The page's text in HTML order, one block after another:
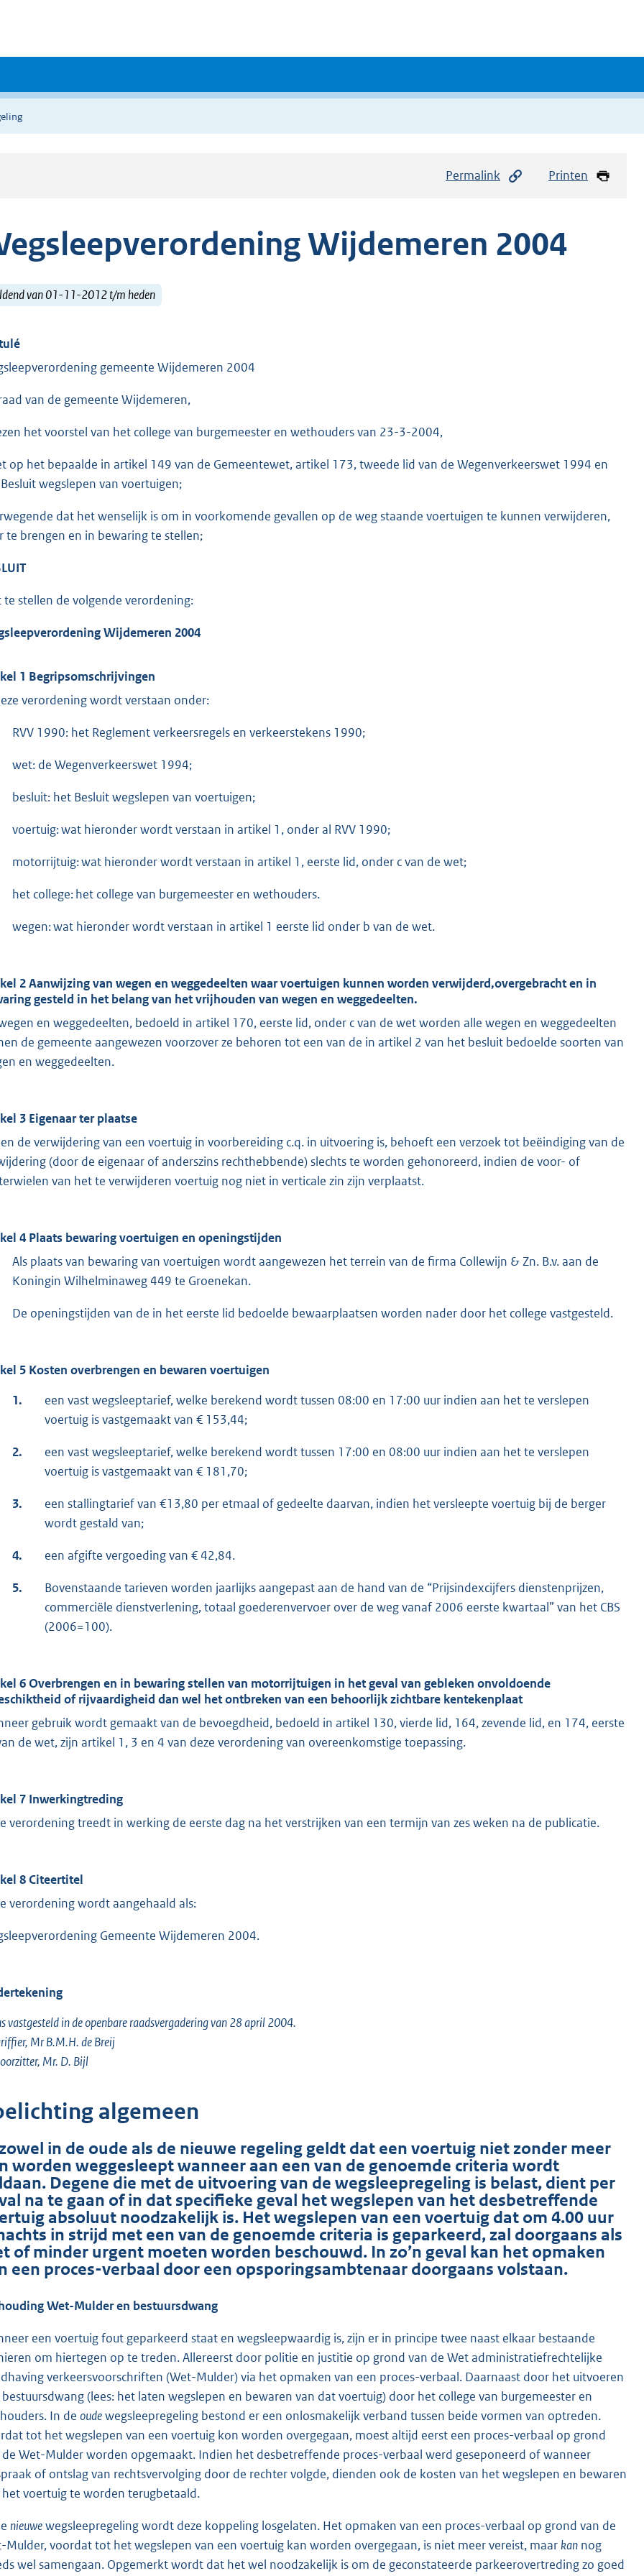
Permalink Printen
Wijdemeren 2004
van 01-11-2012 t/m heden
gemeente Wijdemeren 2004
van de gemeente Wijdemeren,
het voorstel van het college van burgemeester en wethouders van 23-3-2004,
op het bepaalde in artikel 149 van de Gemeentewet, artikel 173, tweede lid van de Wegenverkeerswet 1994 en
wegslepen van voertuigen;
dat het wenselijk is om in voorkomende gevallen op de weg staande voertuigen te kunnen verwijderen,
te brengen en in bewaring te stellen;
te stellen de volgende verordening:
Wijdemeren 2004
1 Begripsomschrijvingen
verordening wordt verstaan onder:
RVV 1990: het Reglement verkeersregels en verkeerstekens 1990;
wet: de Wegenverkeerswet 1994;
besluit: het Besluit wegslepen van voertuigen;
voertuig: wat hieronder wordt verstaan in artikel 1, onder al RVV 1990;
motorrijtuig: wat hieronder wordt verstaan in artikel 1, eerste lid, onder c van de wet;
het college: het college van burgemeester en wethouders.
wegen: wat hieronder wordt verstaan in artikel 1 eerste lid onder b van de wet.
2 Aanwijzing van wegen en weggedeelten waar voertuigen kunnen worden verwijderd,overgebracht en in
gesteld in het belang van het vrijhouden van wegen en weggedeelten.
en weggedeelten, bedoeld in artikel 170, eerste lid, onder c van de wet worden alle wegen en weggedeelten
de gemeente aangewezen voorzover ze behoren tot een van de in artikel 2 van het besluit bedoelde soorten van
en weggedeelten.
3 Eigenaar ter plaatse
de verwijdering van een voertuig in voorbereiding c.q. in uitvoering is, behoeft een verzoek tot beëindiging van de
(door de eigenaar of anderszins rechthebbende) slechts te worden gehonoreerd, indien de voor- of
van het te verwijderen voertuig nog niet in verticale zin zijn verplaatst.
4 Plaats bewaring voertuigen en openingstijden
Als plaats van bewaring van voertuigen wordt aangewezen het terrein van de firma Collewijn & Zn. B.v. aan de
Koningin Wilhelminaweg 449 te Groenekan.
De openingstijden van de in het eerste lid bedoelde bewaarplaatsen worden nader door het college vastgesteld.
5 Kosten overbrengen en bewaren voertuigen
1.
een vast wegsleeptarief, welke berekend wordt tussen 08:00 en 17:00 uur indien aan het te verslepen
voertuig is vastgemaakt van € 153,44;
2.
een vast wegsleeptarief, welke berekend wordt tussen 17:00 en 08:00 uur indien aan het te verslepen
voertuig is vastgemaakt van € 181,70;
3.
een stallingtarief van €13,80 per etmaal of gedeelte daarvan, indien het versleepte voertuig bij de berger
wordt gestald van;
4. een afgifte vergoeding van € 42,84.
5.
Bovenstaande tarieven worden jaarlijks aangepast aan de hand van de “Prijsindexcijfers dienstenprijzen,
commerciële dienstverlening, totaal goederenvervoer over de weg vanaf 2006 eerste kwartaal” van het CBS
(2006=100).
6 Overbrengen en in bewaring stellen van motorrijtuigen in het geval van gebleken onvoldoende
of rijvaardigheid dan wel het ontbreken van een behoorlijk zichtbare kentekenplaat
gebruik wordt gemaakt van de bevoegdheid, bedoeld in artikel 130, vierde lid, 164, zevende lid, en 174, eerste
de wet, zijn artikel 1, 3 en 4 van deze verordening van overeenkomstige toepassing.
7 Inwerkingtreding
verordening treedt in werking de eerste dag na het verstrijken van een termijn van zes weken na de publicatie.
8 Citeertitel
verordening wordt aangehaald als:
Gemeente Wijdemeren 2004.
vastgesteld in de openbare raadsvergadering van 28 april 2004.
Mr B.M.H. de Breij
Mr. D. Bijl
algemeen
in de oude als de nieuwe regeling geldt dat een voertuig niet zonder meer
worden weggesleept wanneer aan een van de genoemde criteria wordt
Degene die met de uitvoering van de wegsleepregeling is belast, dient per
na te gaan of in dat specifieke geval het wegslepen van het desbetreffende
absoluut noodzakelijk is. Het wegslepen van een voertuig dat om 4.00 uur
in strijd met een van de genoemde criteria is geparkeerd, zal doorgaans als
of minder urgent moeten worden beschouwd. In zo’n geval kan het opmaken
een proces-verbaal door een opsporingsambtenaar doorgaans volstaan.
Wet-Mulder en bestuursdwang
een voertuig fout geparkeerd staat en wegsleepwaardig is, zijn er in principe twee naast elkaar bestaande
om hiertegen op te treden. Allereerst door politie en justitie op grond van de Wet administratiefrechtelijke
verkeersvoorschriften (Wet-Mulder) via het opmaken van een proces-verbaal. Daarnaast door het uitvoeren
(lees: het laten wegslepen en bewaren van dat voertuig) door het college van burgemeester en
In de oudewegsleepregeling bestond er een onlosmakelijk verband tussen beide vormen van optreden.
tot het wegslepen van een voertuig kon worden overgegaan, moest altijd eerst een proces-verbaal op grond
de Wet-Mulder worden opgemaakt. Indien het desbetreffende proces-verbaal werd geseponeerd of wanneer
of ontslag van rechtsvervolging door de rechter volgde, dienden ook de kosten van het wegslepen en bewaren
het voertuig te worden terugbetaald.
nieuwewegsleepregeling wordt deze koppeling losgelaten. Het opmaken van een proces-verbaal op grond van de
Mulder, voordat tot het wegslepen van een voertuig kan worden overgegaan, is niet meer vereist, maar kan nog
wel samengaan. Opgemerkt wordt dat het wel noodzakelijk is om de geconstateerde parkeerovertreding zo goed